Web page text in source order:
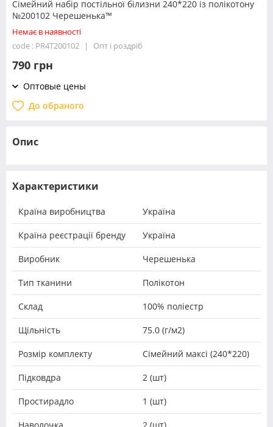
Сімейний набір постільної білизни 240*220 із полікотону
№200102 Черешенька™
Немає в наявності
code : PR4T200102
Опт і роздріб
790 грн
Оптовые цены
До обраного
Опис
Характеристики
Країна виробництва Україна
Країна реєстрації бренду Україна
Виробник Черешенька
Тип тканини Полікотон
Склад 100% поліестр
Щільність 75.0 (г/м2)
Розмір комплекту Сімейний максі (240*220)
Підковдра 2 (шт)
Простирадло 1 (шт)